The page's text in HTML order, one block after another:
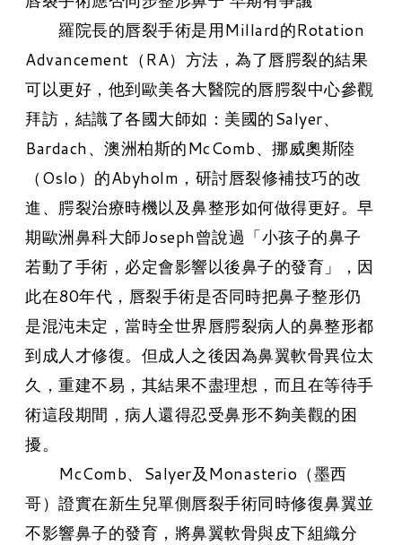
羅院長的唇裂手術是用Millard的Rotation
Advancement（RA）方法，為了唇腭裂的結果
可以更好，他到歐美各大醫院的唇腭裂中心參觀
拜訪，結識了各國大師如：美國的Salyer、
Bardach、澳洲柏斯的McComb、挪威奧斯陸
（Oslo）的Abyholm，研討唇裂修補技巧的改
進、腭裂治療時機以及鼻整形如何做得更好。早
期歐洲鼻科大師Joseph曾說過「小孩子的鼻子
若動了手術，必定會影響以後鼻子的發育」，因
此在80年代，唇裂手術是否同時把鼻子整形仍
是混沌未定，當時全世界唇腭裂病人的鼻整形都
到成人才修復。但成人之後因為鼻翼軟骨異位太
久，重建不易，其結果不盡理想，而且在等待手
術這段期間，病人還得忍受鼻形不夠美觀的困
擾。
​ McComb、Salyer及Monasterio（墨西
哥）證實在新生兒單側唇裂手術同時修復鼻翼並
不影響鼻子的發育，將鼻翼軟骨與皮下組織分